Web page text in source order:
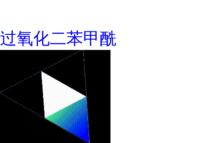
过氧化二苯甲酰